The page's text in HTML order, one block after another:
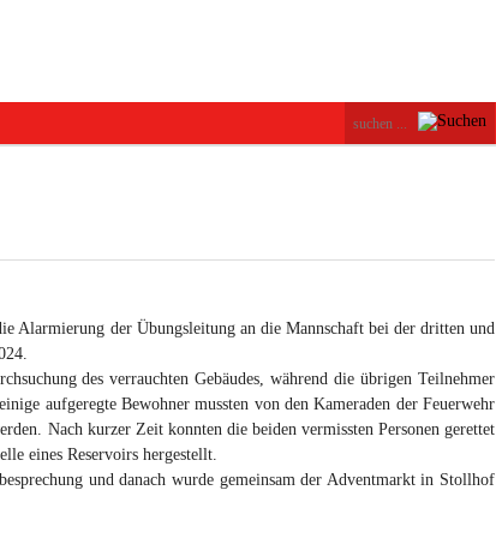
Alarmierung der Übungsleitung an die Mannschaft bei der dritten und
des verrauchten Gebäudes, während die übrigen Teilnehmer
aufgeregte Bewohner mussten von den Kameraden der Feuerwehr
Nach kurzer Zeit konnten die beiden vermissten Personen gerettet
eines Reservoirs hergestellt.
und danach wurde gemeinsam der Adventmarkt in Stollhof